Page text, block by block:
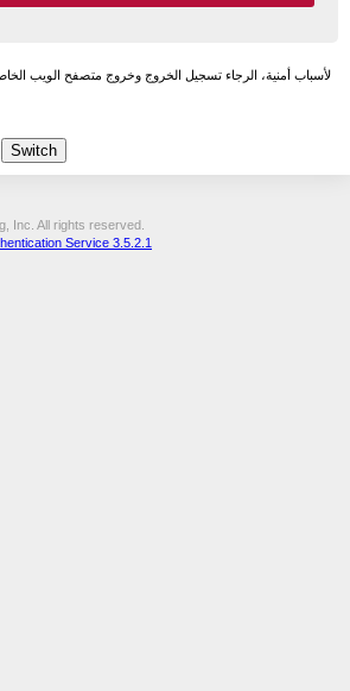
لأسباب أمنية، الرجاء تسجيل الخروج وخروج متصفح الويب
Inc. All rights reserved.
Service 3.5.2.1